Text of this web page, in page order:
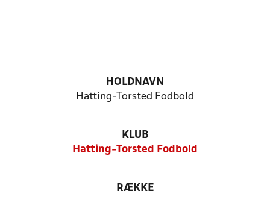
HOLDNAVN
Hatting-Torsted Fodbold
KLUB
Hatting-Torsted Fodbold
RÆKKE